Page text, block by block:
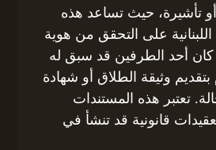
أو تأشيرة، حيث تساعد هذه
على التحقق من هوية
أحد الطرفين قد سبق له
بتقديم وثيقة الطلاق أو شهادة
تعتبر هذه المستندات
قانونية قد تنشأ في